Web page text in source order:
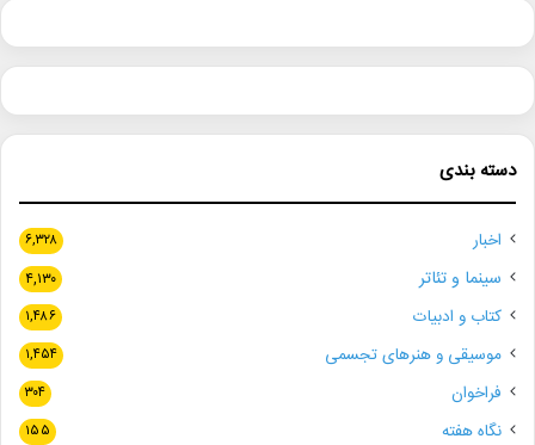
دسته بندی
اخبار ۶,۳۲۸
سینما و تئاتر ۴,۱۳۰
کتاب و ادبیات ۱,۴۸۶
موسیقی و هنرهای تجسمی ۱,۴۵۴
فراخوان ۳۰۴
نگاه هفته ۱۵۵